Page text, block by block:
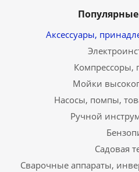
Аксессуары,
Компрессоры,
Мойки
Насосы, помпы,
Ручной
Садовая
Сварочные аппараты,